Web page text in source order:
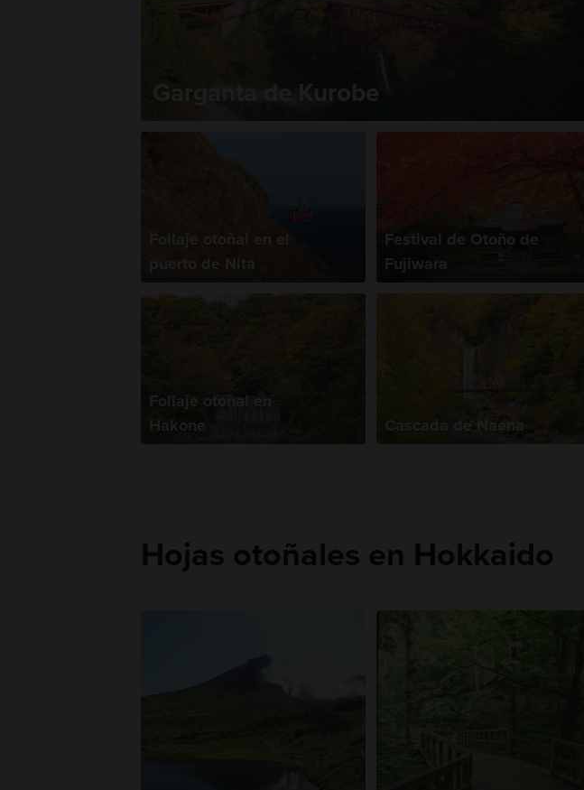
Garganta de Kurobe
Follaje otoñal en el
puerto de Nita
Festival de Otoño de
Fujiwara
Follaje otoñal en
Hakone
Cascada de Naena
Hojas otoñales en Hokkaido